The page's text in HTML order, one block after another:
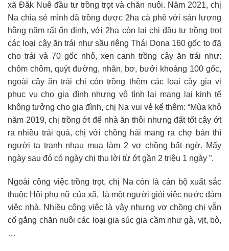
xã Đăk Nuê đầu tư trồng trọt và chăn nuôi. Năm 2021, chị
Na chia sẻ mình đã trồng được 2ha cà phê với sản lượng
hằng năm rất ổn định, với 2ha còn lại chị đầu tư trồng trọt
các loại cây ăn trái như sầu riêng Thái Dona 160 gốc to đã
cho trái và 70 gốc nhỏ, xen canh trồng cây ăn trái như:
chôm chôm, quýt đường, nhãn, bơ, bưởi khoảng 100 gốc,
ngoài cây ăn trái chị còn trồng thêm các loại cây gia vị
phục vụ cho gia đình nhưng vô tình lại mang lại kinh tế
không tưởng cho gia đình, chị Na vui vẻ kể thêm: “Mùa khô
năm 2019, chị trồng ớt để nhà ăn thôi nhưng đất tốt cây ớt
ra nhiều trái quá, chị với chồng hái mang ra chợ bán thì
người ta tranh nhau mua làm 2 vợ chồng bất ngờ. Mấy
ngày sau đó có ngày chị thu lời từ ớt gần 2 triệu 1 ngày ”.
Ngoài công việc trồng trọt, chị Na còn là cán bộ xuất sắc
thuộc Hội phụ nữ của xã, là một người giỏi việc nước đảm
việc nhà. Nhiều công việc là vậy nhưng vợ chồng chị vẫn
cố gắng chăn nuôi các loại gia súc gia cầm như gà, vịt, bò,
…